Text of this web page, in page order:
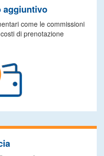
aggiuntivo
come le commissioni
di prenotazione